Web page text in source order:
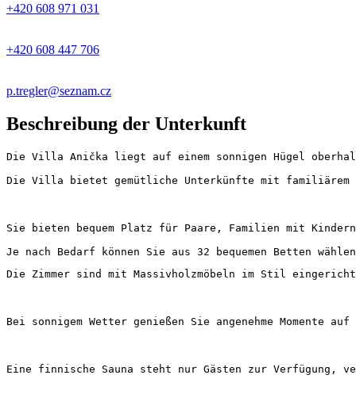
+420 608 971 031
+420 608 447 706
p.tregler@seznam.cz
Beschreibung der Unterkunft
Die Villa Anička liegt auf einem sonnigen Hügel
Die Villa bietet gemütliche Unterkünfte mit
Sie bieten bequem Platz für Paare, Familien mit
Je nach Bedarf können Sie aus 32 bequemen Betten
Die Zimmer sind mit Massivholzmöbeln im Stil
Bei sonnigem Wetter genießen Sie angenehme
Eine finnische Sauna steht nur Gästen zur Verfügung,